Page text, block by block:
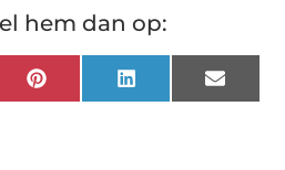
hem dan op:
Pinterest LinkedIn Email